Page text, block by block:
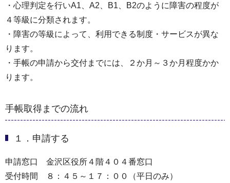
・心理判定を行いA1、A2、B1、B2のように障害の程度が
４等級に分類されます。
・障害の等級によって、利用できる制度・サービスが異な
ります。
・手帳の申請から交付までには、２か月～３か月程度かか
ります。
手帳取得までの流れ
１．申請する
申請窓口 金沢区役所４階４０４番窓口
受付時間 ８：４５～１７：００（平日のみ）